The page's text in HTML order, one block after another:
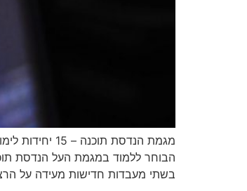
מגמת
הבוחר ללמוד במגמת העל הנדסת
בשתי מעבדות חדישות מעידה על